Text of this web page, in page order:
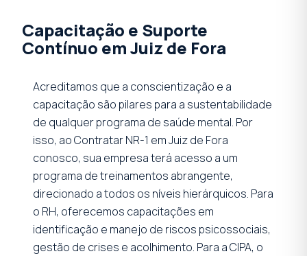
Capacitação e Suporte
Contínuo em Juiz de Fora
Acreditamos que a conscientização e a
capacitação são pilares para a sustentabilidade
de qualquer programa de saúde mental. Por
isso, ao Contratar NR-1 em Juiz de Fora
conosco, sua empresa terá acesso a um
programa de treinamentos abrangente,
direcionado a todos os níveis hierárquicos. Para
o RH, oferecemos capacitações em
identificação e manejo de riscos psicossociais,
gestão de crises e acolhimento. Para a CIPA, o